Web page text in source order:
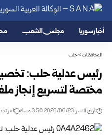
أخبار سوريا مجلس الشعب
المحافظات>حلب
رئيس عدلية حلب:
مختصة لتسريع إنجاز
تاريخ النشر: 2026/06/23 3:50 مساءً اخر تحديث: 2026/